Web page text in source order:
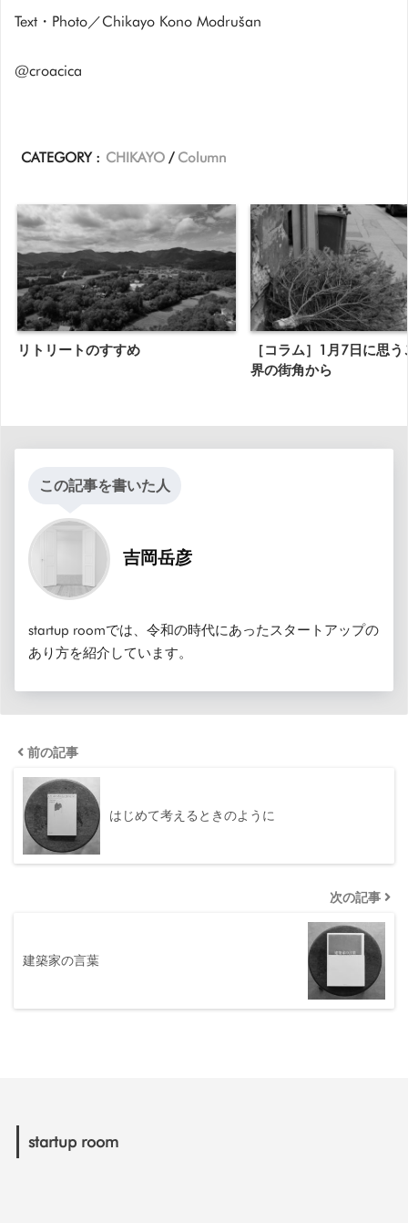
Text・Photo／Chikayo Kono Modrušan
@croacica
CATEGORY : CHIKAYO Column
リトリートのすすめ
［コラム］1月7日に思
界の街角から
この記事を書いた人
吉岡岳彦
startup roomでは、令和の時代にあったスタートアップの
あり方を紹介しています。
前の記事
はじめて考えるときのように
次の記事
建築家の言葉
startup room